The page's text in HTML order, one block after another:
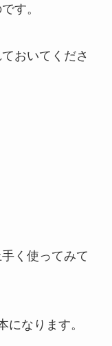
す。
おいてくださ
く使ってみて
になります。